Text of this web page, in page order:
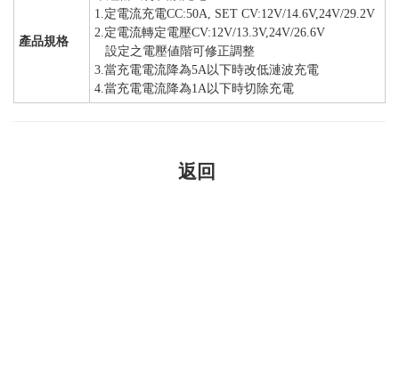
產品規格
1.定電流充電CC:50A, SET CV:12V/14.6V,24V/29.2V
2.定電流轉定電壓CV:12V/13.3V,24V/26.6V
設定之電壓値階可修正調整
3.當充電電流降為5A以下時改低漣波充電
4.當充電電流降為1A以下時切除充電